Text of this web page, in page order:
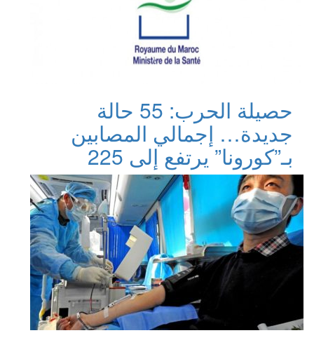
حصيلة الحرب: 55 حالة
جديدة… إجمالي المصابين
بـ”كورونا” يرتفع إلى 225